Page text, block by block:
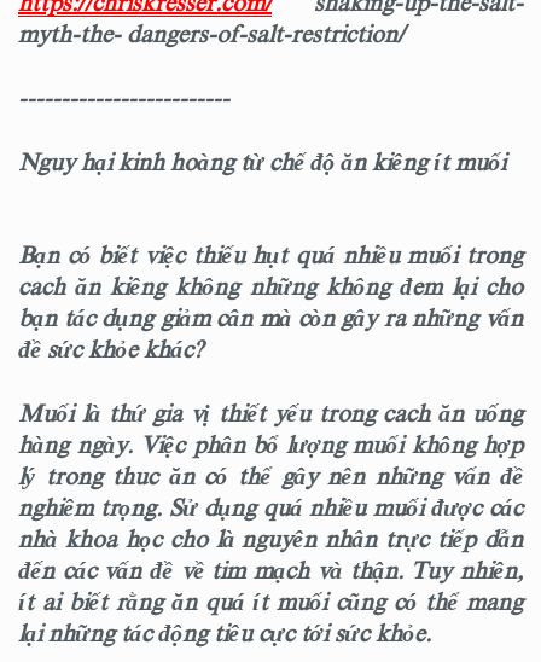
myth-the- dangers-of-salt-restriction/
-------------------------
Nguy hại kinh hoàng từ chế độ ăn kiêng ít muối
Bạn có biết việc thiếu hụt quá nhiều muối trong
cach ăn kiêng không những không đem lại cho
bạn tác dụng giảm cân mà còn gây ra những vấn
đề sức khỏe khác?
Muối là thứ gia vị thiết yếu trong cach ăn uống
hàng ngày. Việc phân bổ lượng muối không hợp
lý trong thuc ăn có thể gây nên những vấn đề
nghiêm trọng. Sử dụng quá nhiều muối được các
nhà khoa học cho là nguyên nhân trực tiếp dẫn
đến các vấn đề về tim mạch và thận. Tuy nhiên,
ít ai biết rằng ăn quá ít muối cũng có thể mang
lại những tác động tiêu cực tới sức khỏe.